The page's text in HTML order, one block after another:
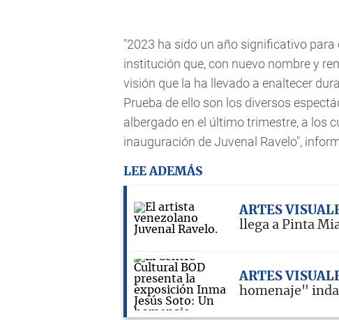
"2023 ha sido un año significativo
institución que, con nuevo nombre y
visión que la ha llevado a enaltecer
Prueba de ello son los diversos
albergado en el último trimestre, a los
inauguración de Juvenal Ravelo",
LEE ADEMÁS
ARTES
llega a Pinta
ARTES
homenaje"